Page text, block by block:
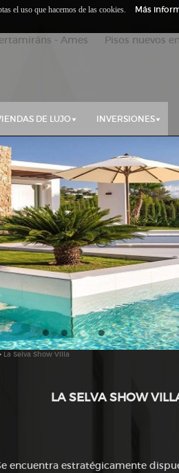
- Ames Pisos nuevos
DE LUJO INVERSIONES
La Selva Show Villa
LA SELVA SHOW
encuentra estratégicamente
el uso que hacemos de las cookies. Más